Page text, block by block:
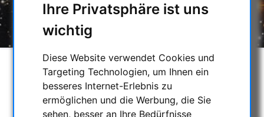
Ihre Privatsphäre ist uns
wichtig
Diese Website verwendet Cookies und
Targeting Technologien, um Ihnen ein
besseres Internet-Erlebnis zu
ermöglichen und die Werbung, die Sie
sehen, besser an Ihre Bedürfnisse
AZIMUTALE MONTIERUNGEN /
AZIMUTALE MONTIERUNG VON D. NILL